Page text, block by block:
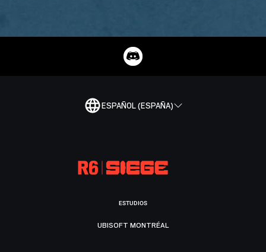
ESPAÑOL (ESPAÑA)
ESTUDIOS
UBISOFT MONTRÉAL